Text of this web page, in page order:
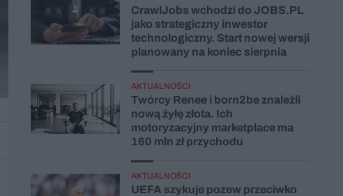
CrawlJobs wchodzi do JOBS.PL
jako strategiczny inwestor
technologiczny. Start nowej wersji
planowany na koniec sierpnia
AKTUALNOŚCI
Twórcy Renee i born2be znaleźli
nową żyłę złota. Ich
motoryzacyjny marketplace ma
160 mln zł przychodu
AKTUALNOŚCI
UEFA szykuje pozew przeciwko